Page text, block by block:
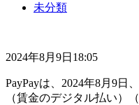
未分類
2024年8月9日18:05
PayPayは、2024年8月9日
（賃金のデジタル払い）